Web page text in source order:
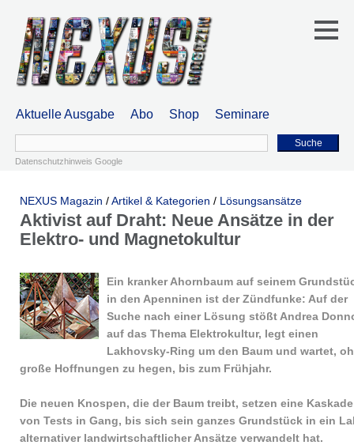
Aktuelle Ausgabe Abo Shop Seminare
Suche
Datenschutzhinweis Google
NEXUS Magazin /Artikel & Kategorien / Lösungsansätze
Aktivist auf Draht: Neue Ansätze in der
Elektro- und Magnetokultur
Ein kranker Ahornbaum auf seinem
in den Apenninen ist der Zündfunke: Auf der
Suche nach einer Lösung stößt Andrea
auf das Thema Elektrokultur, legt einen
Lakhovsky-Ring um den Baum und wartet,
große Hoffnungen zu hegen, bis zum Frühjahr.
Die neuen Knospen, die der Baum treibt, setzen eine Kaskade
von Tests in Gang, bis sich sein ganzes Grundstück in ein
alternativer landwirtschaftlicher Ansätze verwandelt hat.